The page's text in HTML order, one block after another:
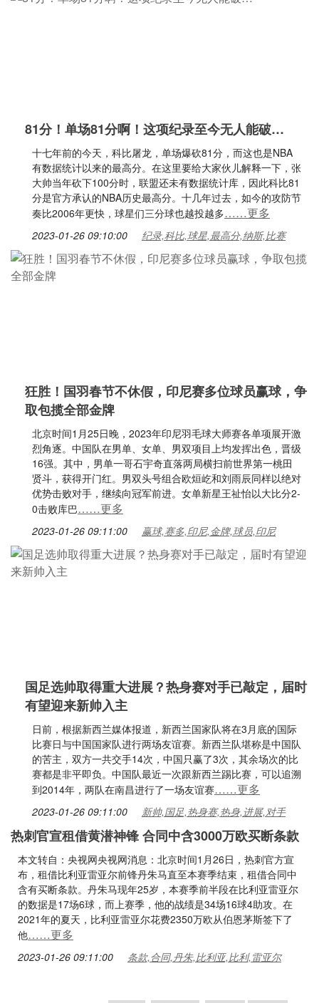
81分！单场81分啊！这项纪录至今无人能破…
十七年前的今天，科比屠龙，单场爆砍81分，而这也是NBA
有数据统计以来的最高分。在这里要给大家伙儿解释一下，张
大帅当年砍下100分时，联盟还未有数据统计库，因此科比81
分是官方承认的NBA历史最高分。十几年过去，如今的攻防节
奏比2006年更快，球星们三分球也越投越多……更多
2023-01-26 09:10:00 纪录,科比,球星,最高分,纳斯,比赛
狂胜！国羽春节不休假，印尼赛多位球员赢球，争
取包揽全部金牌
北京时间1月25日晚，2023年印尼羽毛球大师赛各单项展开激
烈角逐。中国队在男单、女单、男双项目上均发挥出色，晋级
16强。其中，男单一哥石宇奇直落两局横扫前世界第一桃田
贤斗，获得开门红。男双头号组合欧烜屹和刘雨辰同样以绝对
优势击败对手，继续向冠军前进。女单新星王祉怡以大比分2-
0击败库巴……更多
2023-01-26 09:11:00 赢球,赛多,印尼,金牌,球员,印尼
国足选帅取得重大进展？热身赛对手已敲定，届时
有望迎来新帅入主
日前，根据新西兰媒体报道，新西兰国家队将在3月底的国际
比赛日与中国国家队进行两场友谊赛。新西兰队堪称是中国队
的苦主，双方一共交手14次，中国只赢了3次，其余场次的比
赛都是非平即负。中国队最近一次跟新西兰踢比赛，可以追溯
到2014年，两队在南昌进行了一场友谊赛……更多
2023-01-26 09:11:00 新帅,国足,热身赛,热身,进展,对手
热刺官宣租借黄潜神锋 合同中含3000万欧买断条款
本文转自：央视网央视网消息：北京时间1月26日，热刺官方宣
布，租借比利亚雷亚尔前锋丹朱马直至本赛季结束，租借合同中
含有买断条款。丹朱马现年25岁，本赛季前半段在比利亚雷亚尔
的数据是17场6球，而上赛季，他的战绩是34场16球4助攻。在
2021年的夏天，比利亚雷亚尔花费2350万欧从伯恩茅斯签下了
他……更多
2023-01-26 09:11:00 条款,合同,丹朱,比利亚,比利,雷亚尔